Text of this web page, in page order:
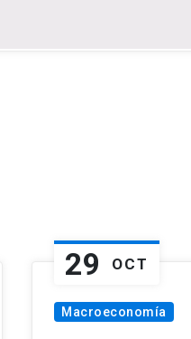
29 OCT
Macroeconomía